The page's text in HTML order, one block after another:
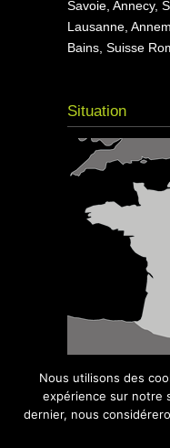
Savoie, Annecy,
Lausanne,
Bains, Suisse
Situation
Maison
Nous utilisons des
expérience sur notre
dernier, nous